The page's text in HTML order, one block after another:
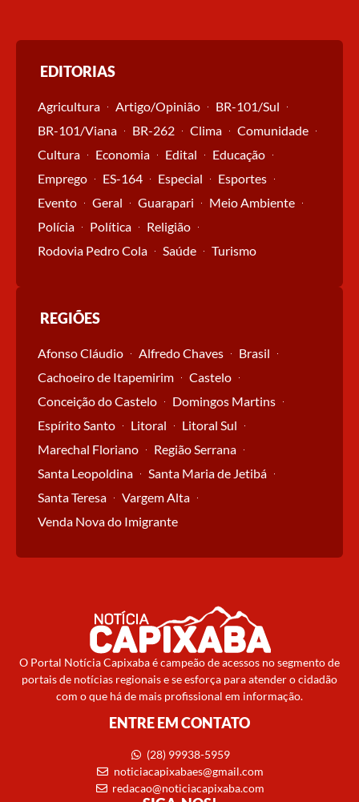
EDITORIAS
Agricultura Artigo/Opinião
BR-101/Sul
BR-101/Viana
BR-262 Clima
Comunidade
Cultura
Economia Edital
Educação
Emprego
ES-164 Especial
Esportes
Evento
Geral Guarapari
Meio Ambiente
Polícia
Política
Religião
Rodovia Pedro Cola
Saúde Turismo
REGIÕES
Afonso Cláudio Alfredo Chaves
Brasil
Cachoeiro de Itapemirim
Castelo
Conceição do Castelo
Domingos Martins
Espírito Santo
Litoral
Litoral Sul
Marechal Floriano
Região Serrana
Santa Leopoldina
Santa Maria de Jetibá
Santa Teresa
Vargem Alta
Venda Nova do Imigrante
O Portal Notícia Capixaba é campeão de acessos no segmento de
portais de notícias regionais e se esforça para atender o cidadão
com o que há de mais profissional em informação.
ENTRE EM CONTATO
(28) 99938-5959
noticiacapixabaes@gmail.com
redacao@noticiacapixaba.com